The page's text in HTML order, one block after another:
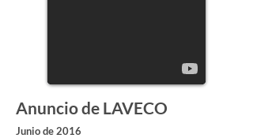
Anuncio de LAVECO
Junio de 2016